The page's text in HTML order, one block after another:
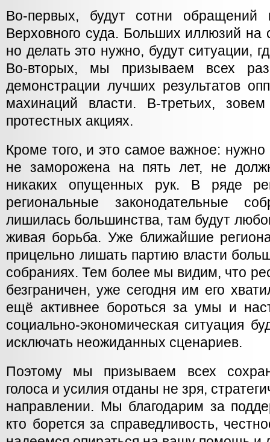
Во-первых, будут сотни
Верховного суда. Больших иллюзий на
но делать это нужно, будут ситуации,
Во-вторых, мы призываем всех
демонстрации лучших результатов
махинаций власти. В-третьих,
протестных акциях.
Кроме того, и это самое важное: нужно
не заморожена на пять лет, не
никаких опущенных рук. В ряде
региональные законодательные
лишилась большинства, там будут
живая борьба. Уже ближайшие
прицельно лишать партию власти
собраниях. Тем более мы видим, что
безграничен, уже сегодня им его
ещё активнее бороться за умы и
социально-экономическая ситуация
исключать неожиданных сценариев.
Поэтому мы призываем всех
голоса и усилия отданы не зря,
направлении. Мы благодарим за
кто борется за справедливость,